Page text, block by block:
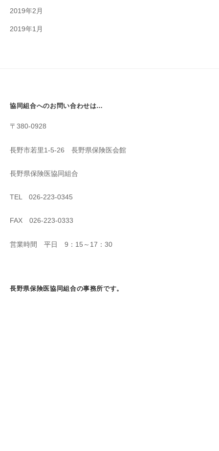
2019年2月
2019年1月
協同組合へのお問い合わせは…
〒380-0928
長野市若里1-5-26 長野県保険医会館
長野県保険医協同組合
TEL 026-223-0345
FAX 026-223-0333
営業時間 平日 9：15～17：30
長野県保険医協同組合の事務所です。